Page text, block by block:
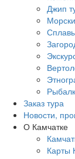
Джип
Заказ тура
Новости,
О Камчатке
Карты